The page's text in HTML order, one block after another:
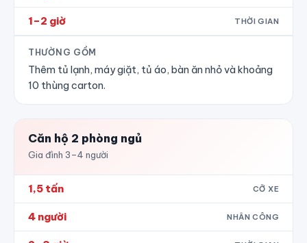
1–2 giờ THỜI GIAN
THƯỜNG GỒM
Thêm tủ lạnh, máy giặt, tủ áo, bàn ăn nhỏ và khoảng
10 thùng carton.
Căn hộ 2 phòng ngủ
Gia đình 3–4 người
1,5 tấn CỠ XE
4 người NHÂN CÔNG